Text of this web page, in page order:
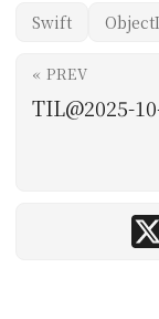
Swift
« PREV
TIL@2025-